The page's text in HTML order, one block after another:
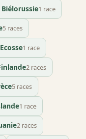
Biélorussie1 race
5 races
Ecosse1 race
2 races
5 races
1 race
2 races